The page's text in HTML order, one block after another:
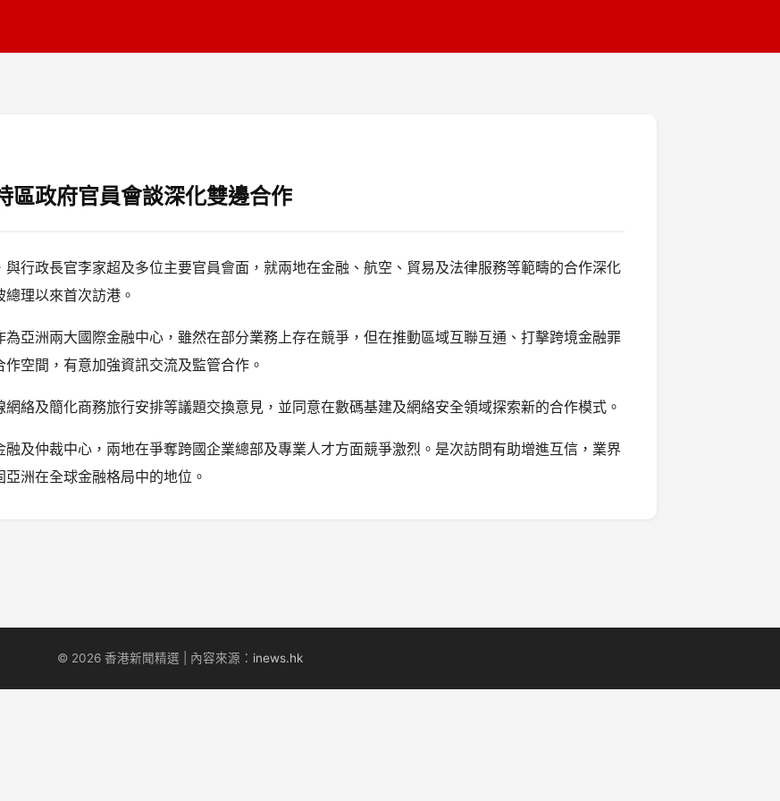
政府官員會談深化雙邊合作
行政長官李家超及多位主要官員會面，就兩地在金融、航空、貿易及法律服務等範疇的合作深化
理以來首次訪港。
亞洲兩大國際金融中心，雖然在部分業務上存在競爭，但在推動區域互聯互通、打擊跨境金融罪
空間，有意加強資訊交流及監管合作。
絡及簡化商務旅行安排等議題交換意見，並同意在數碼基建及網絡安全領域探索新的合作模式。
及仲裁中心，兩地在爭奪跨國企業總部及專業人才方面競爭激烈。是次訪問有助增進互信，業界
洲在全球金融格局中的地位。
© 2026 香港新聞精選 | 內容來源： inews.hk